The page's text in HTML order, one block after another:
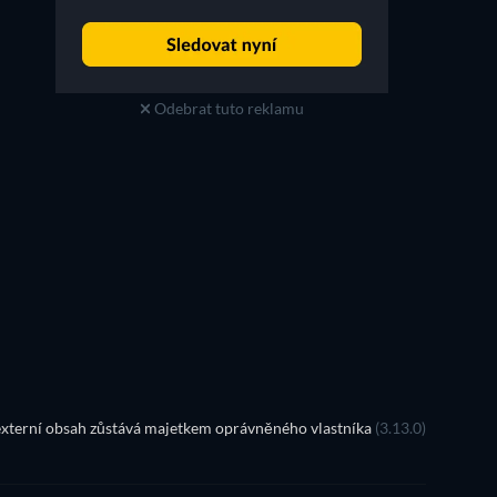
Odebrat tuto reklamu
obsah zůstává majetkem oprávněného vlastníka (3.13.0)